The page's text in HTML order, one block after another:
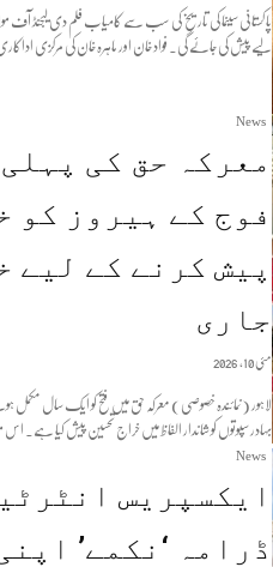
پاکستانی سینما کی تاریخ کی سب سے کامیاب فلم دی لیجنڈ
لیے پیش کی جائے گی۔ فواد خان اور ماہرہ خان کی مرکزی
News
معرکہ حق کی
فوج کے ہیروز کو
پیش کرنے کے لیے
جاری
مئی 10, 2026
لاہور (نمائندہ خصوصی) معرکہ حق میں فتح کو ایک سال مکمل
بہادر سپوتوں کو شاندار الفاظ میں خراج تحسین پیش کیا
News
ایکسپریس
ڈرامہ ‘نکمے’